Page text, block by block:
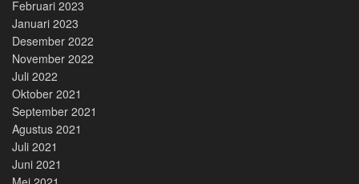
Februari 2023
Januari 2023
Desember 2022
November 2022
Juli 2022
Oktober 2021
September 2021
Agustus 2021
Juli 2021
Juni 2021